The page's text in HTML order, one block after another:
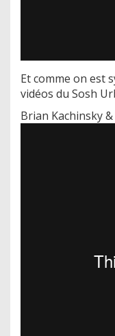
Et comme on est
vidéos du Sosh
Brian Kachinsky